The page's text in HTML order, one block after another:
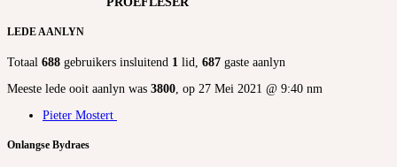
LEDE AANLYN
Totaal 688 gebruikers insluitend 1 lid, 687 gaste aanlyn
Meeste lede ooit aanlyn was 3800 , op 27 Mei 2021 @ 9:40 nm
Pieter Mostert
Onlangse Bydraes